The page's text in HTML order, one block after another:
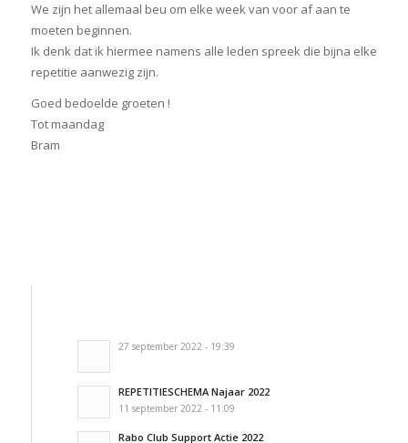
We zijn het allemaal beu om elke week van voor af aan te
moeten beginnen.
Ik denk dat ik hiermee namens alle leden spreek die bijna elke
repetitie aanwezig zijn.
Goed bedoelde groeten !
Tot maandag
Bram
27 september 2022 - 19:39
REPETITIESCHEMA Najaar 2022
11 september 2022 - 11:09
Rabo Club Support Actie 2022